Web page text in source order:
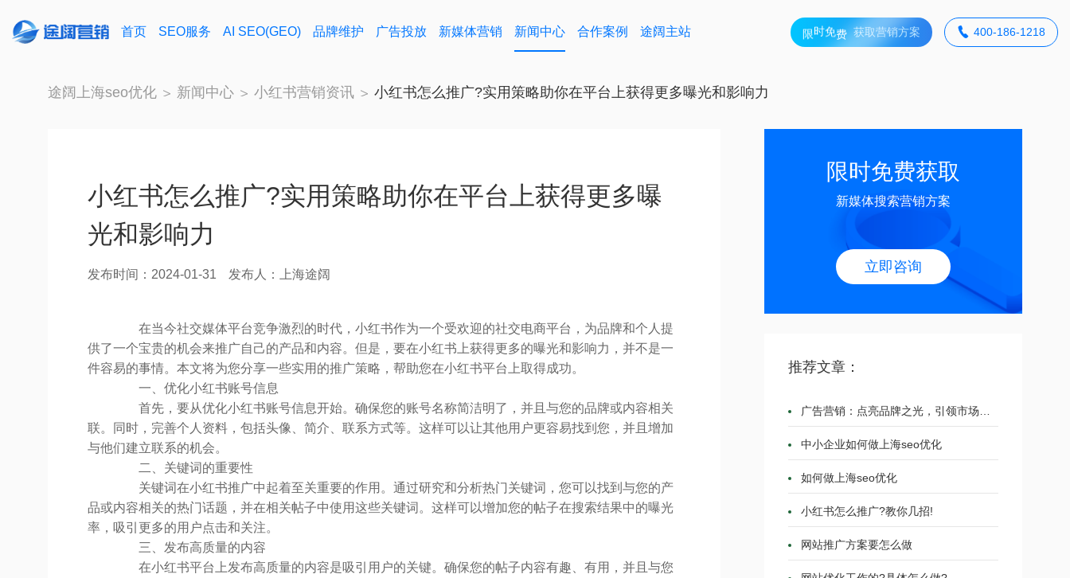
首页 SEO服务 AI SEO(GEO) 品牌维护 广告投放 新媒体营销 新闻中心 合作案例 途阔主站 限时免费获取营销方案  400-186-1218
途阔上海seo优化 新闻中心 小红书营销资讯 小红书怎么推广?实用策略助你在平台上获得更多曝光和影响力
小红书怎么推广?实用策略助你在平台上获得更多曝
光和影响力
发布时间：2024-01-31 发布人：上海途阔
在当今社交媒体平台竞争激烈的时代，小红书作为一个受欢迎的社交电商平台，为品牌和个人提
供了一个宝贵的机会来推广自己的产品和内容。但是，要在小红书上获得更多的曝光和影响力，并不是一
件容易的事情。本文将为您分享一些实用的推广策略，帮助您在小红书平台上取得成功。
一、优化小红书账号信息
首先，要从优化小红书账号信息开始。确保您的账号名称简洁明了，并且与您的品牌或内容相关
联。同时，完善个人资料，包括头像、简介、联系方式等。这样可以让其他用户更容易找到您，并且增加
与他们建立联系的机会。
二、关键词的重要性
关键词在小红书推广中起着至关重要的作用。通过研究和分析热门关键词，您可以找到与您的产
品或内容相关的热门话题，并在相关帖子中使用这些关键词。这样可以增加您的帖子在搜索结果中的曝光
率，吸引更多的用户点击和关注。
三、发布高质量的内容
在小红书平台上发布高质量的内容是吸引用户的关键。确保您的帖子内容有趣、有用，并且与您
限时免费获取
新媒体搜索营销方案
立即咨询
推荐文章：
广告营销：点亮品牌之光，引领市场潮流
中小企业如何做上海seo优化
如何做上海seo优化
小红书怎么推广?教你几招!
网站推广方案要怎么做